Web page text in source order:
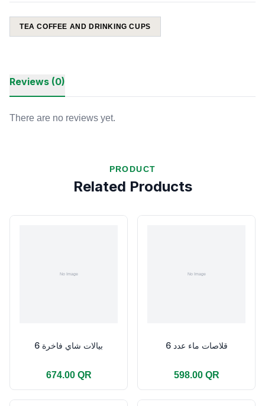
TEA COFFEE AND DRINKING CUPS
Reviews (0)
There are no reviews yet.
PRODUCT
Related Products
بيالات شاي فاخرة 6
674.00 QR
قلاصات ماء عدد 6
598.00 QR